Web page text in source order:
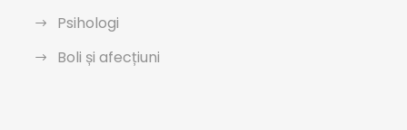
Psihologi
Boli și afecțiuni